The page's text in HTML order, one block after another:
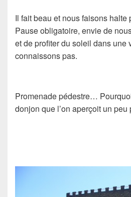
Il fait beau et nous faisons halte
Pause obligatoire, envie de
et de profiter du soleil dans une
connaissons pas.
Promenade pédestre…
donjon que l’on aperçoit un peu